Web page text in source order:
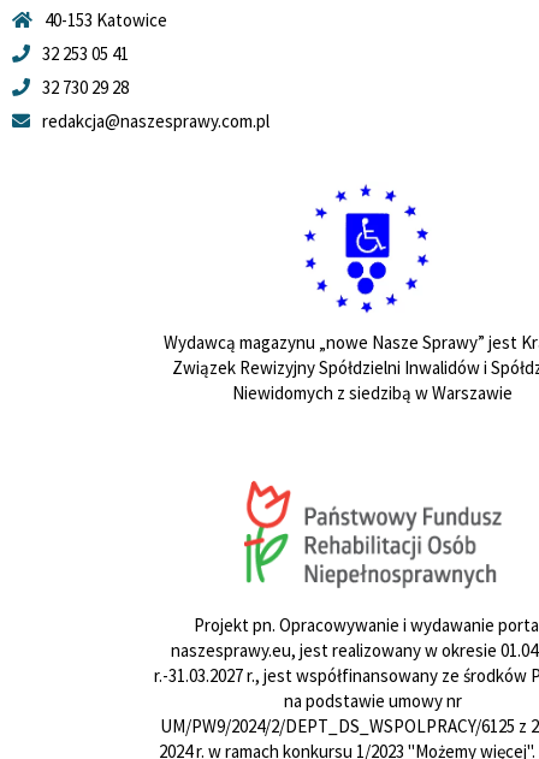
40-153 Katowice
32 253 05 41
32 730 29 28
redakcja@naszesprawy.com.pl
Wydawcą magazynu „nowe Nasze Sprawy” jest
Związek Rewizyjny Spółdzielni Inwalidów i
Niewidomych z siedzibą w Warszawie
Projekt pn. Opracowywanie i wydawanie
naszesprawy.eu, jest realizowany w okresie
r.-31.03.2027 r., jest współfinansowany ze środków
na podstawie umowy nr
UM/PW9/2024/2/DEPT_DS_WSPOLPRACY/6125 z
2024 r. w ramach konkursu 1/2023 "Możemy więcej".